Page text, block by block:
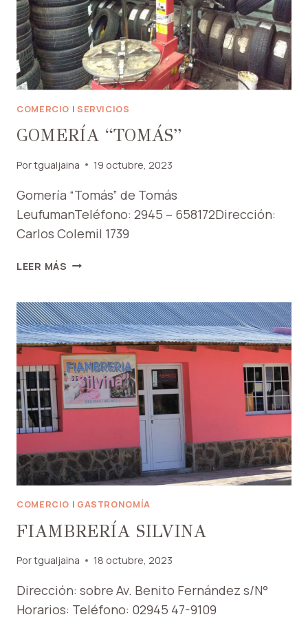
COMERCIO | SERVICIOS
GOMERÍA “TOMÁS”
Portgualjaina 19 octubre, 2023
Gomería “Tomás” de Tomás
LeufumanTeléfono: 2945 – 658172Dirección:
Carlos Colemil 1739
LEER MÁS GOMERÍA
COMERCIO | GASTRONOMÍA
FIAMBRERÍA SILVINA
Portgualjaina 18 octubre, 2023
Dirección: sobre Av. Benito Fernández s/N°
Horarios: Teléfono: 02945 47-9109